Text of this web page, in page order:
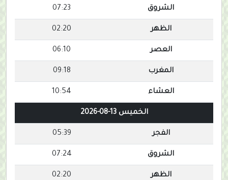
الشروق 07:23
الظهر 02:20
العصر 06:10
المغرب 09:18
العشاء 10:54
الخميس 13-08-2026
الفجر 05:39
الشروق 07:24
الظهر 02:20